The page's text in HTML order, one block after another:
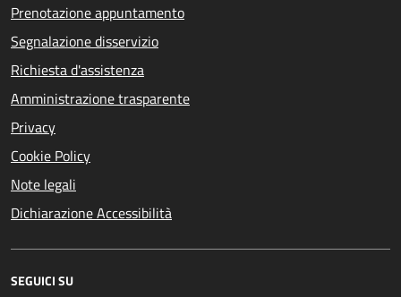
Prenotazione appuntamento
Segnalazione disservizio
Richiesta d'assistenza
Amministrazione trasparente
Privacy
Cookie Policy
Note legali
Dichiarazione Accessibilità
SEGUICI SU